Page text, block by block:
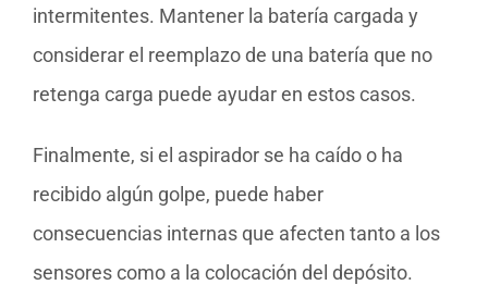
intermitentes. Mantener la batería cargada y
considerar el reemplazo de una batería que no
retenga carga puede ayudar en estos casos.
Finalmente, si el aspirador se ha caído o ha
recibido algún golpe, puede haber
consecuencias internas que afecten tanto a los
sensores como a la colocación del depósito.